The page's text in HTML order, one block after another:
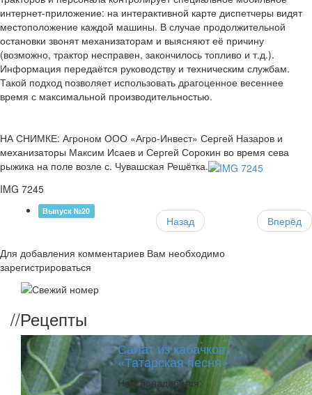
интернет-приложение: на интерактивной карте диспетчеры видят
местоположение каждой машины. В случае продолжительной
остановки звонят механизаторам и выясняют её причину
(возможно, трактор несправен, закончилось топливо и т.д.).
Информация передаётся руководству и техническим службам.
Такой подход позволяет использовать драгоценное весеннее
время с максимальной производительностью.
НА СНИМКЕ: Агроном ООО «Агро-Инвест» Сергей Назаров и
механизаторы Максим Исаев и Сергей Сорокин во время сева
рыжика на поле возле с. Чувашская Решётка.
IMG 7245
Выпуск №20
Назад Вперёд
Для добавления комментариев Вам необходимо
зарегистрироваться
//Рецепты
Салат из кабачков
«Татарская песня»
Нам понадобится: